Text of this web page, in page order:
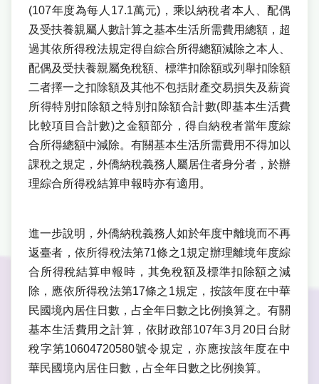
(107年度為每人17.1萬元)，乘以納稅者本人、配偶
及受扶養親屬人數計算之基本生活所需費用總額，超
過其依所得稅法規定得自綜合所得總額減除之本人、
配偶及受扶養親屬免稅額、標準扣除額或列舉扣除額
二者擇一之扣除額及其他不包括財產交易損失及薪資
所得特別扣除額之特別扣除額合計數(即基本生活費
比較項目合計數)之金額部分，得自納稅者當年度綜
合所得總額中減除。有關基本生活所需費用不得加以
課稅之規定，外僑納稅義務人屬居住者身分者，於辦
理綜合所得稅結算申報時亦有適用。
進一步說明，外僑納稅義務人如於年度中離境而不再
返臺者，依所得稅法第71條之1規定辦理離境年度綜
合所得稅結算申報時，其免稅額及標準扣除額之減
除，應依所得稅法第17條之1規定，按該年度在中華
民國境內居住日數，占全年日數之比例換算之。有關
基本生活費用之計算，依財政部107年3月20日台財
稅字第10604720580號令規定，亦應按該年度在中
華民國境內居住日數，占全年日數之比例換算。